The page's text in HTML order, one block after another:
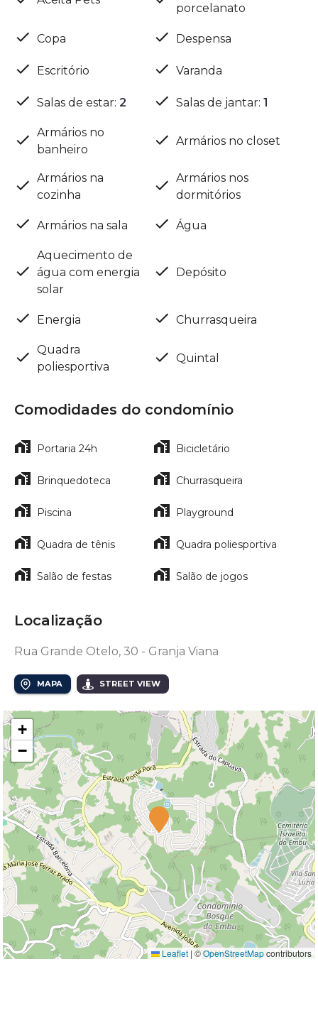
porcelanato
Copa Despensa
Escritório Varanda
Salas de estar: 2 Salas de jantar: 1
Armários no
banheiro
Armários no closet
Armários na
cozinha
Armários nos
dormitórios
Armários na sala Água
Aquecimento de
água com energia
solar
Depósito
Energia Churrasqueira
Quadra
poliesportiva
Quintal
Comodidades do condomínio
Portaria 24h Bicicletário
Brinquedoteca Churrasqueira
Piscina Playground
Quadra de tênis Quadra poliesportiva
Salão de festas Salão de jogos
Localização
Rua Grande Otelo, 30 - Granja Viana
MAPA STREET VIEW
+
−
Leaflet | ©OpenStreetMapcontributors